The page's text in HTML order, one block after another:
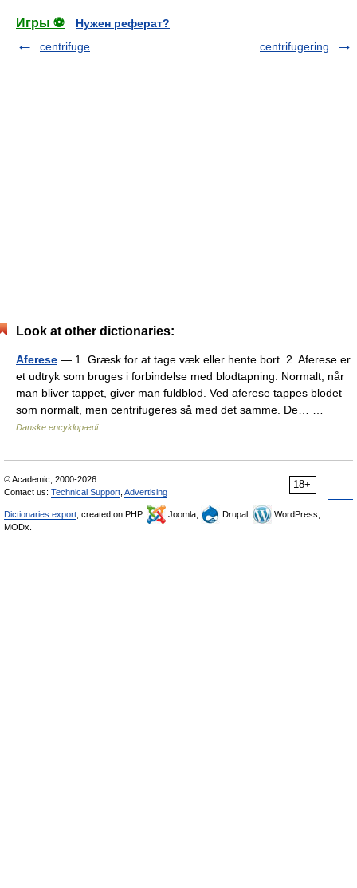
Игры ⚽
Нужен реферат?
centrifuge
centrifugering
Look at other dictionaries:
Aferese — 1. Græsk for at tage væk eller hente bort. 2. Aferese er
et udtryk som bruges i forbindelse med blodtapning. Normalt, når
man bliver tappet, giver man fuldblod. Ved aferese tappes blodet
som normalt, men centrifugeres så med det samme. De… …
Danske encyklopædi
18+
© Academic, 2000-2026
Contact us: Technical Support Advertising
Dictionaries export , created on PHP, Joomla, Drupal,
WordPress,
MODx.